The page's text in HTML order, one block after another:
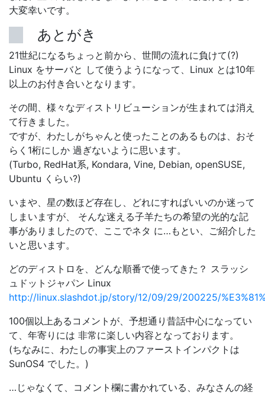
大変幸いです。
あとがき
21世紀になるちょっと前から、世間の流れに負けて(?)
Linux をサーバと して使うようになって、Linux とは10年
以上のお付き合いとなります。
その間、様々なディストリビューションが生まれては消え
て行きました。
ですが、わたしがちゃんと使ったことのあるものは、おそ
らく1桁にしか 過ぎないように思います。
(Turbo, RedHat系, Kondara, Vine, Debian, openSUSE,
Ubuntu くらい?)
いまや、星の数ほど存在し、どれにすればいいのか迷って
しまいますが、 そんな迷える子羊たちの希望の光的な記
事がありましたので、ここでネタ に…もとい、ご紹介した
いと思います。
どのディストロを、どんな順番で使ってきた？ スラッシ
ュドットジャパン Linux
http://linux.slashdot.jp/story/12/09/29/200225/
100個以上あるコメントが、予想通り昔話中心になってい
て、年寄りには 非常に楽しい内容となっております。
(ちなみに、わたしの事実上のファーストインパクトは
SunOS4 でした。)
…じゃなくて、コメント欄に書かれている、みなさんの経